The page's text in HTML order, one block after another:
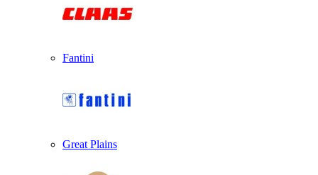
Fantini
Great Plains